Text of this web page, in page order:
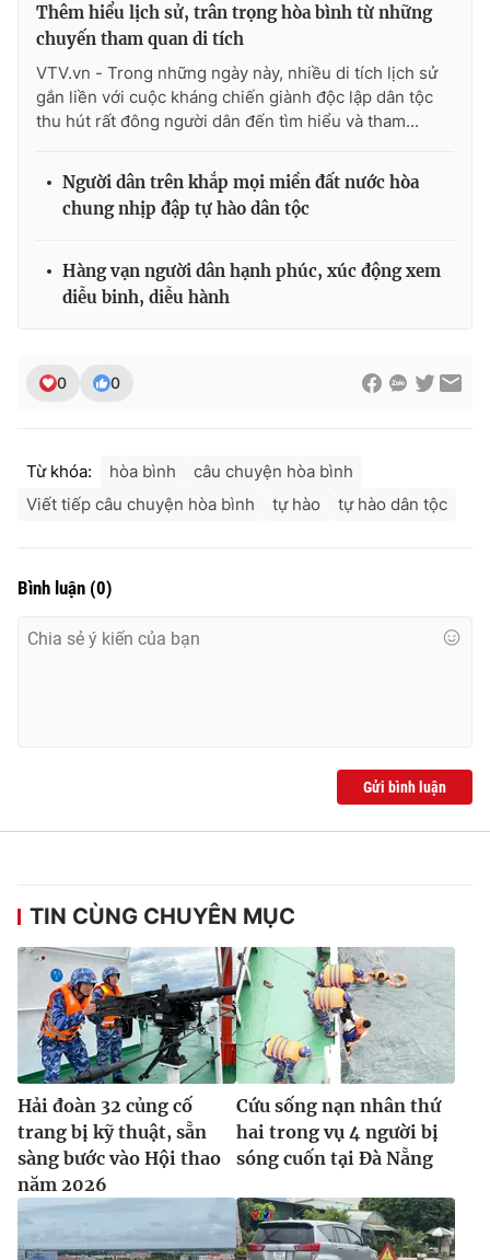
Thêm hiểu lịch sử, trân trọng hòa bình từ những
chuyến tham quan di tích
VTV.vn - Trong những ngày này, nhiều di tích lịch sử
gắn liền với cuộc kháng chiến giành độc lập dân tộc
thu hút rất đông người dân đến tìm hiểu và tham...
Người dân trên khắp mọi miền đất nước hòa
chung nhịp đập tự hào dân tộc
Hàng vạn người dân hạnh phúc, xúc động xem
diễu binh, diễu hành
0 0
Từ khóa: hòa bình
câu chuyện hòa bình
Viết tiếp câu chuyện hòa bình
tự hào tự hào dân tộc
Bình luận (0)
Gửi bình luận
TIN CÙNG CHUYÊN MỤC
Hải đoàn 32 củng cố
trang bị kỹ thuật, sẵn
sàng bước vào Hội thao
năm 2026
Cứu sống nạn nhân thứ
hai trong vụ 4 người bị
sóng cuốn tại Đà Nẵng